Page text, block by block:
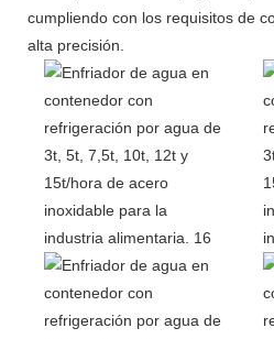
cumpliendo con los requisitos de
alta precisión.